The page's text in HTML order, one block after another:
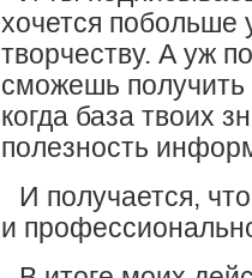
хочется побольше
творчеству. А уж
сможешь получить
когда база твоих
полезность
И получается,
и